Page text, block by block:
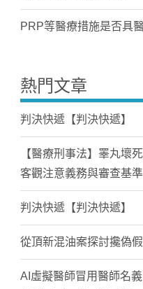
PRP等醫療措施是否具
熱門文章
判決快遞【判決快遞】
【醫療刑事法】睪丸壞
客觀注意義務與審查基
判決快遞【判決快遞】
從頂新混油案探討攙偽
AI虛擬醫師冒用醫師名